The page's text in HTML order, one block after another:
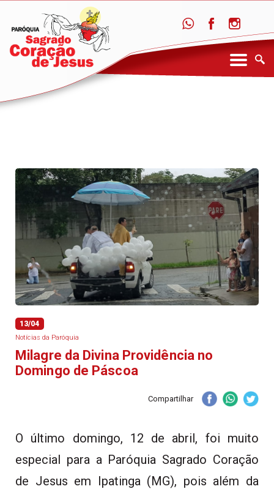
13/04
Notícias da Paróquia
Milagre da Divina Providência no
Domingo de Páscoa
Compartilhar
O último domingo, 12 de abril, foi muito
especial para a Paróquia Sagrado Coração
de Jesus em Ipatinga (MG), pois além da